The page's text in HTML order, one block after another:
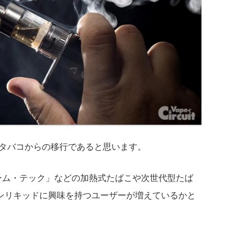
バコからの移行であると思います。
・テック」などの加熱式たばこや次世代型たば
キッドに興味を持つユーザーが増えているかと